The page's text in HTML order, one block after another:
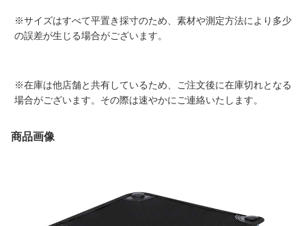
※サイズはすべて平置き採寸のため、素材や測定方法により多少
の誤差が生じる場合がございます。
※在庫は他店舗と共有しているため、ご注文後に在庫切れとなる
場合がございます。その際は速やかにご連絡いたします。
商品画像